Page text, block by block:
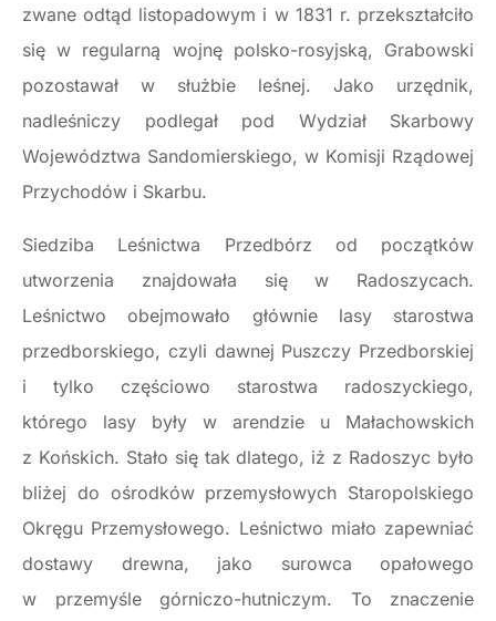
zwane odtąd listopadowym i w 1831 r. przekształciło
się w regularną wojnę polsko-rosyjską, Grabowski
pozostawał w służbie leśnej. Jako urzędnik,
nadleśniczy podlegał pod Wydział Skarbowy
Województwa Sandomierskiego, w Komisji Rządowej
Przychodów i Skarbu.
Siedziba Leśnictwa Przedbórz od początków
utworzenia znajdowała się w Radoszycach.
Leśnictwo obejmowało głównie lasy starostwa
przedborskiego, czyli dawnej Puszczy Przedborskiej
i tylko częściowo starostwa radoszyckiego,
którego lasy były w arendzie u Małachowskich
z Końskich. Stało się tak dlatego, iż z Radoszyc było
bliżej do ośrodków przemysłowych Staropolskiego
Okręgu Przemysłowego. Leśnictwo miało zapewniać
dostawy drewna, jako surowca opałowego
w przemyśle górniczo-hutniczym. To znaczenie